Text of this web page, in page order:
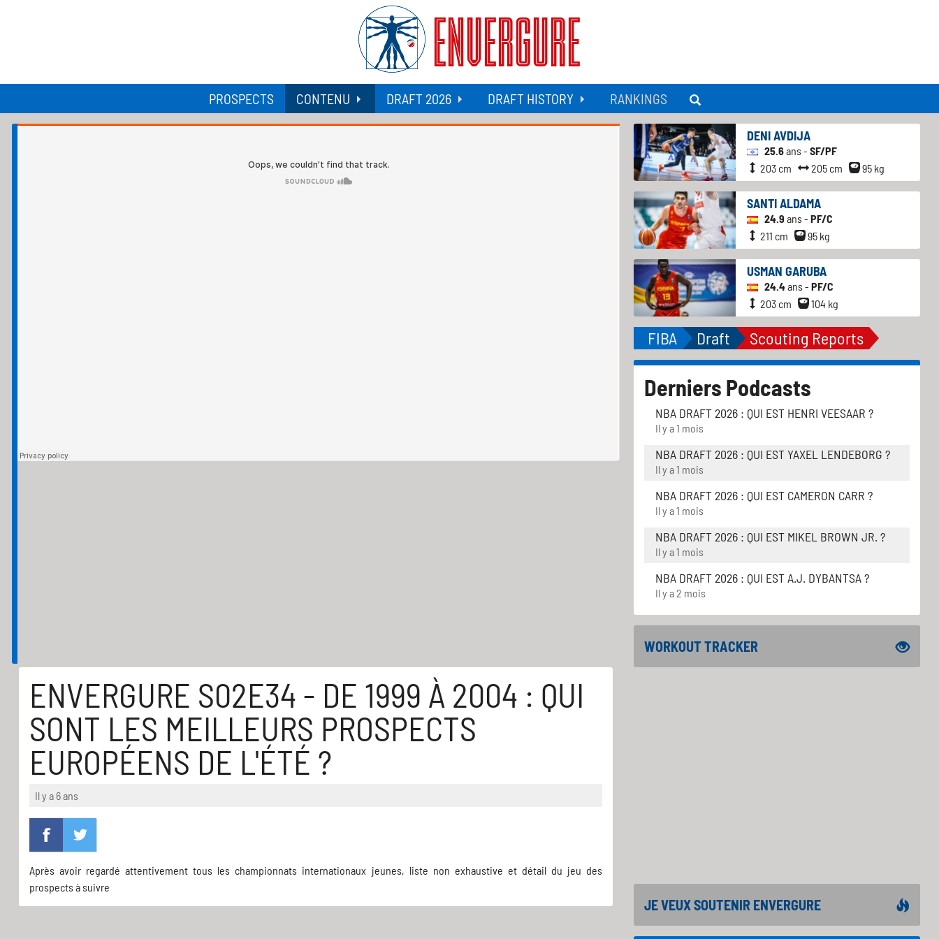
ENVERGURE
PROSPECTS CONTENU DRAFT 2026 DRAFT HISTORY RANKINGS
ENVERGURE S02E34 - DE 1999 À 2004 : QUI
SONT LES MEILLEURS PROSPECTS
EUROPÉENS DE L'ÉTÉ ?
Il y a 6 ans
Après avoir regardé attentivement tous les championnats internationaux jeunes, liste non exhaustive et détail du jeu des
prospects à suivre
DENI AVDIJA
25.6ans - SF/PF
203 cm
205 cm 95 kg
SANTI ALDAMA
24.9ans - PF/C
211 cm
95 kg
USMAN GARUBA
24.4ans - PF/C
203 cm
104 kg
FIBA Draft Scouting Reports
Derniers Podcasts
NBA DRAFT 2026 : QUI EST HENRI VEESAAR ?
Il y a 1 mois
NBA DRAFT 2026 : QUI EST YAXEL LENDEBORG ?
Il y a 1 mois
NBA DRAFT 2026 : QUI EST CAMERON CARR ?
Il y a 1 mois
NBA DRAFT 2026 : QUI EST MIKEL BROWN JR. ?
Il y a 1 mois
NBA DRAFT 2026 : QUI EST A.J. DYBANTSA ?
Il y a 2 mois
WORKOUT TRACKER
JE VEUX SOUTENIR ENVERGURE